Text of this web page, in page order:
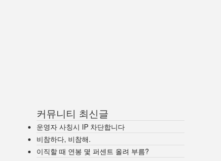
커뮤니티 최신글
운영자 사칭시 IP 차단합니다
비참하다, 비참해.
이직할 때 연봉 몇 퍼센트 올려 부름?